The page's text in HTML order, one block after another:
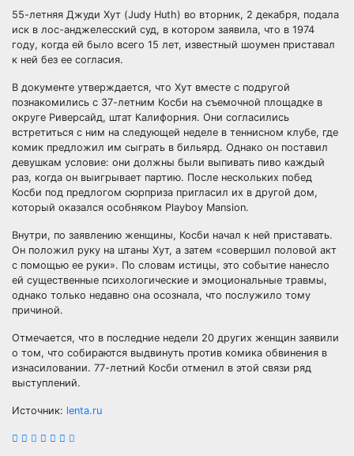
55-летняя Джуди Хут (Judy Huth) во вторник, 2 декабря, подала
иск в лос-анджелесский суд, в котором заявила, что в 1974
году, когда ей было всего 15 лет, известный шоумен приставал
к ней без ее согласия.
В документе утверждается, что Хут вместе с подругой
познакомились с 37-летним Косби на съемочной площадке в
округе Риверсайд, штат Калифорния. Они согласились
встретиться с ним на следующей неделе в теннисном клубе, где
комик предложил им сыграть в бильярд. Однако он поставил
девушкам условие: они должны были выпивать пиво каждый
раз, когда он выигрывает партию. После нескольких побед
Косби под предлогом сюрприза пригласил их в другой дом,
который оказался особняком Playboy Mansion.
Внутри, по заявлению женщины, Косби начал к ней приставать.
Он положил руку на штаны Хут, а затем «совершил половой акт
с помощью ее руки». По словам истицы, это событие нанесло
ей существенные психологические и эмоциональные травмы,
однако только недавно она осознала, что послужило тому
причиной.
Отмечается, что в последние недели 20 других женщин заявили
о том, что собираются выдвинуть против комика обвинения в
изнасиловании. 77-летний Косби отменил в этой связи ряд
выступлений.
Источник: lenta.ru